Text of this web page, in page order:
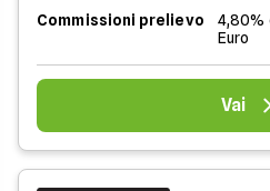
Commissioni prelievo
4,80%
Euro
Vai